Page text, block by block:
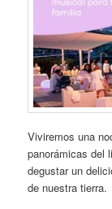
Viviremos una
panorámicas del
degustar un
de nuestra tierra.